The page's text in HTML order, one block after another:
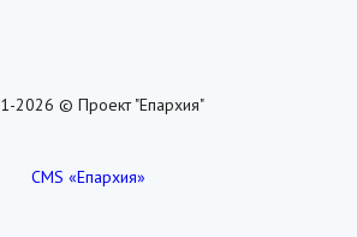
2026 © Проект "Епархия"
CMS «Епархия»